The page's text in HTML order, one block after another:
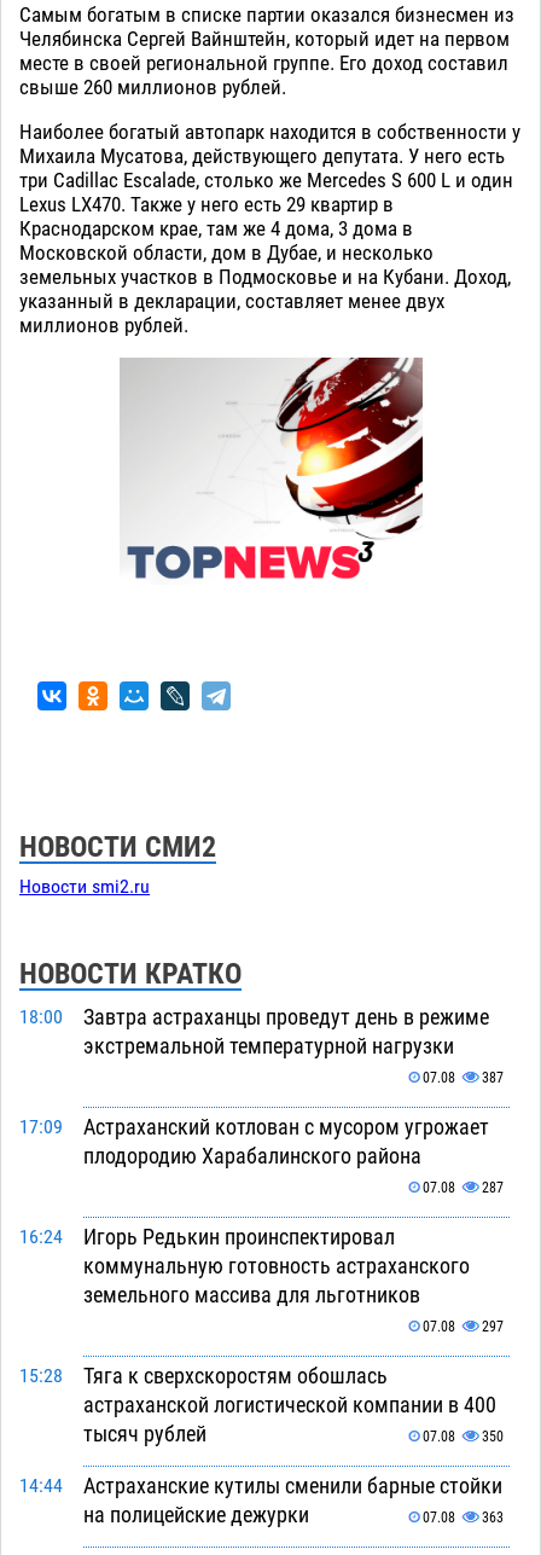
Самым богатым в списке партии оказался бизнесмен из
Челябинска Сергей Вайнштейн, который идет на первом
месте в своей региональной группе. Его доход составил
свыше 260 миллионов рублей.
Наиболее богатый автопарк находится в собственности у
Михаила Мусатова, действующего депутата. У него есть
три Cadillac Escalade, столько же Mercedes S 600 L и один
Lexus LX470. Также у него есть 29 квартир в
Краснодарском крае, там же 4 дома, 3 дома в
Московской области, дом в Дубае, и несколько
земельных участков в Подмосковье и на Кубани. Доход,
указанный в декларации, составляет менее двух
миллионов рублей.
НОВОСТИ СМИ2
Новости smi2.ru
НОВОСТИ КРАТКО
18:00
Завтра астраханцы проведут день в режиме
экстремальной температурной нагрузки
07.08 387
17:09
Астраханский котлован с мусором угрожает
плодородию Харабалинского района
07.08 287
16:24
Игорь Редькин проинспектировал
коммунальную готовность астраханского
земельного массива для льготников
07.08 297
15:28
Тяга к сверхскоростям обошлась
астраханской логистической компании в 400
тысяч рублей
07.08 350
14:44
Астраханские кутилы сменили барные стойки
на полицейские дежурки
07.08 363